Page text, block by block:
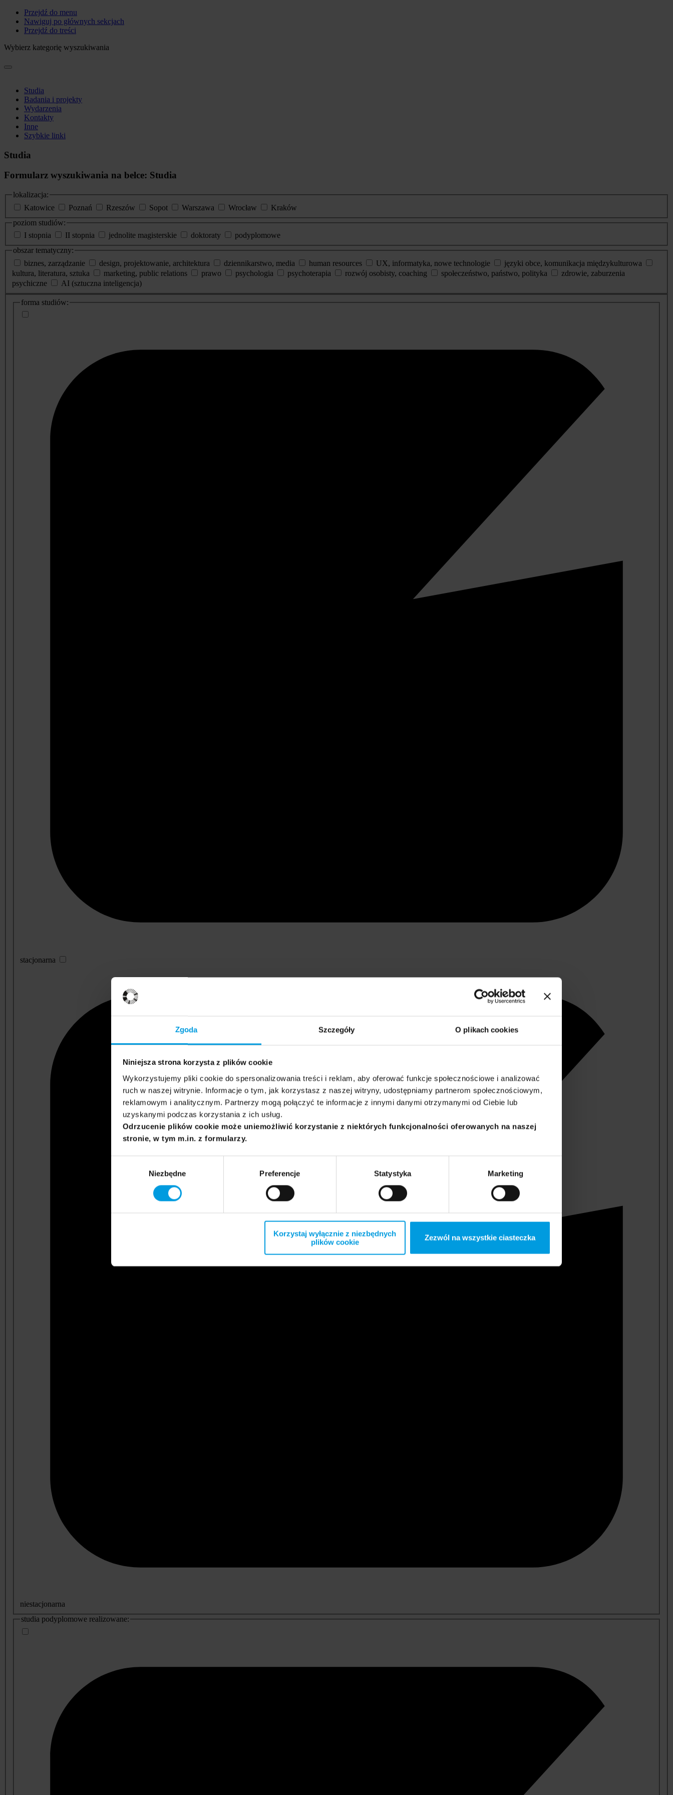
Zgoda Szczegóły O plikach cookies
Niniejsza strona korzysta z plików cookie
Wykorzystujemy pliki cookie do spersonalizowania treści i reklam, aby oferować funkcje społecznościowe i analizować
ruch w naszej witrynie. Informacje o tym, jak korzystasz z naszej witryny, udostępniamy partnerom społecznościowym,
reklamowym i analitycznym. Partnerzy mogą połączyć te informacje z innymi danymi otrzymanymi od Ciebie lub
uzyskanymi podczas korzystania z ich usług.
Odrzucenie plików cookie może uniemożliwić korzystanie z niektórych funkcjonalności oferowanych na naszej
stronie, w tym m.in. z formularzy.
Niezbędne Preferencje Statystyka Marketing
Korzystaj wyłącznie z niezbędnych
plików cookie
Zezwól na wszystkie ciasteczka
Przejdź do menu
Nawiguj po głównych sekcjach
Przejdź do treści
Wybierz kategorię wyszukiwania
Studia
Badania i projekty
Wydarzenia
Kontakty
Inne
Szybkie linki
Studia
Formularz wyszukiwania na belce: Studia
lokalizacja:
Katowice
Poznań Rzeszów Sopot Warszawa Wrocław
Kraków
poziom studiów:
I stopnia
II stopnia jednolite magisterskie doktoraty
podyplomowe
obszar tematyczny:
biznes, zarządzanie
design, projektowanie, architektura dziennikarstwo, media human resources UX, informatyka, nowe technologie
języki obce, komunikacja międzykulturowa
kultura, literatura, sztuka
marketing, public relations prawo psychologia psychoterapia rozwój osobisty, coaching społeczeństwo, państwo, polityka
zdrowie, zaburzenia
psychiczne
AI (sztuczna inteligencja)
dodatkowe
informacje
forma studiów:
stacjonarna
niestacjonarna
studia podyplomowe realizowane: